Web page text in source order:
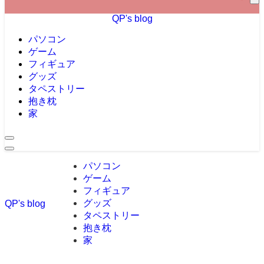
QP's blog
パソコン
ゲーム
フィギュア
グッズ
タペストリー
抱き枕
家
QP's blog
パソコン
ゲーム
フィギュア
グッズ
タペストリー
抱き枕
家